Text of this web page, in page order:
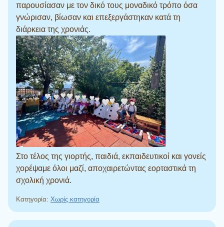
παρουσίασαν με τον δικό τους μοναδικό τρόπο όσα
γνώρισαν, βίωσαν και επεξεργάστηκαν κατά τη
διάρκεια της χρονιάς.
Στο τέλος της γιορτής, παιδιά, εκπαιδευτικοί και γονείς
χορέψαμε όλοι μαζί, αποχαιρετώντας εορταστικά τη
σχολική χρονιά.
Κατηγορία: Χωρίς κατηγορία